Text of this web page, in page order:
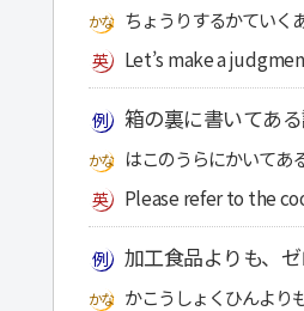
ちょうりするかていく
Let’s make a
箱の裏に書いてあ
はこのうらにかいてあ
Please refer to the
加工食品よりも、
かこうしょくひんより